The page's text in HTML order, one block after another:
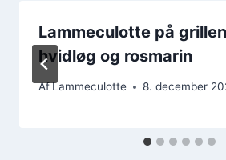
Lammeculotte på
hvidløg og rosmarin
AfLammeculotte 8. december